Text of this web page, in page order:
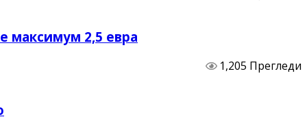
максимум 2,5 евра
1,205 Прегледи